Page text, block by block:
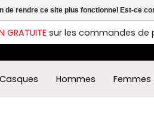
GRATUITEsur les commandes de
Casques Hommes Femmes
de rendre ce site plus fonctionnel Est-ce